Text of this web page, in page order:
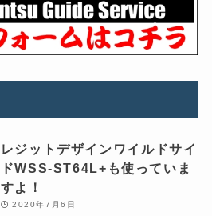
レジットデザインワイルドサイ
ドWSS-ST64L+も使っていま
すよ！
2020年7月6日